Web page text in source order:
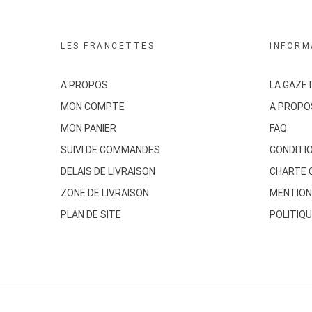
LES FRANCETTES
A PROPOS
MON COMPTE
MON PANIER
SUIVI DE COMMANDES
DELAIS DE LIVRAISON
ZONE DE LIVRAISON
PLAN DE SITE
LA
A
FAQ
CHARTE